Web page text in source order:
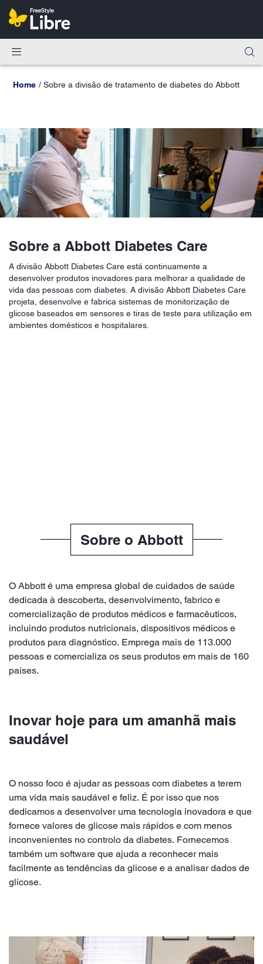
Home Sobre a divisão de tratamento de diabetes do Abbott
Sobre a Abbott Diabetes Care
A divisão Abbott Diabetes Care está continuamente a
desenvolver produtos inovadores para melhorar a qualidade de
vida das pessoas com diabetes. A divisão Abbott Diabetes Care
projeta, desenvolve e fabrica sistemas de monitorização de
glicose baseados em sensores e tiras de teste para utilização em
ambientes domésticos e hospitalares.
Sobre o Abbott
O Abbott é uma empresa global de cuidados de saúde
dedicada à descoberta, desenvolvimento, fabrico e
comercialização de produtos médicos e farmacêuticos,
incluindo produtos nutricionais, dispositivos médicos e
produtos para diagnóstico. Emprega mais de 113.000
pessoas e comercializa os seus produtos em mais de 160
países.
Inovar hoje para um amanhã mais
saudável
O nosso foco é ajudar as pessoas com diabetes a terem
uma vida mais saudável e feliz. É por isso que nos
dedicamos a desenvolver uma tecnologia inovadora e que
fornece valores de glicose mais rápidos e com menos
inconvenientes no controlo da diabetes. Fornecemos
também um software que ajuda a reconhecer mais
facilmente as tendências da glicose e a analisar dados de
glicose.